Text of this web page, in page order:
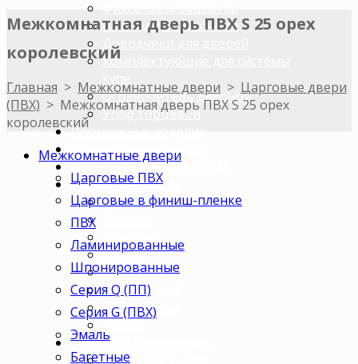
Цилиндры с ключами
Доводчики для дверей
Комплектующие для системы
Ограничитель дверной
Упор торцевой
Погонажные изделия
Строительные двери
ДВЕРИ ПО ПАРАМЕТРАМ
Двери по цветам
Светлые
Венге
Орех
Беленый дуб
Коричневые
Серые
Двери по назначению
В ванную/туалет
Межкомнатная дверь ПВХ S 25 орех
королевский
Главная > Межкомнатные двери > Царговые двери
(ПВХ) > Межкомнатная дверь ПВХ S 25 орех
королевский
Межкомнатные двери
Царговые ПВХ
Царговые в финиш-пленке
ПВХ
Ламинированные
Шпонированные
Серия Q (ПП)
Серия G (ПВХ)
Эмаль
Багетные